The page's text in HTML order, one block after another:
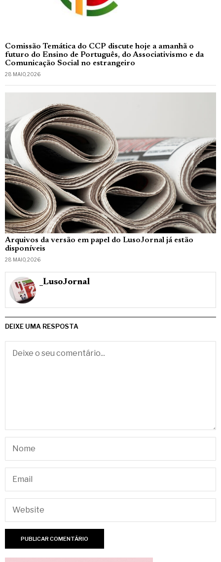
Comissão Temática do CCP discute hoje a amanhã o
futuro do Ensino de Português, do Associativismo e da
Comunicação Social no estrangeiro
28 MAIO, 2026
Arquivos da versão em papel do LusoJornal já estão
disponíveis
28 MAIO, 2026
_LusoJornal
DEIXE UMA RESPOSTA